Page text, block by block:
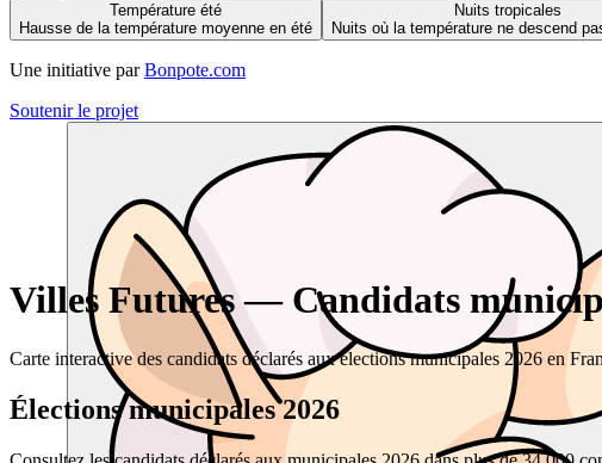
Température été
Hausse de la température moyenne en été
Nuits tropicales
Nuits où la température ne descend
Une initiative par Bonpote.com
Soutenir le projet
Villes Futures — Candidats
Carte interactive des candidats déclarés aux élections municipales 2026 en
Élections municipales 2026